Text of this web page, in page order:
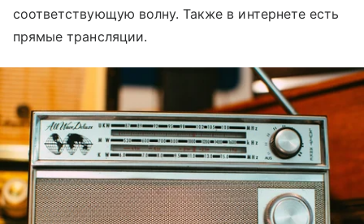
соответствующую волну. Также в интернете есть
прямые трансляции.